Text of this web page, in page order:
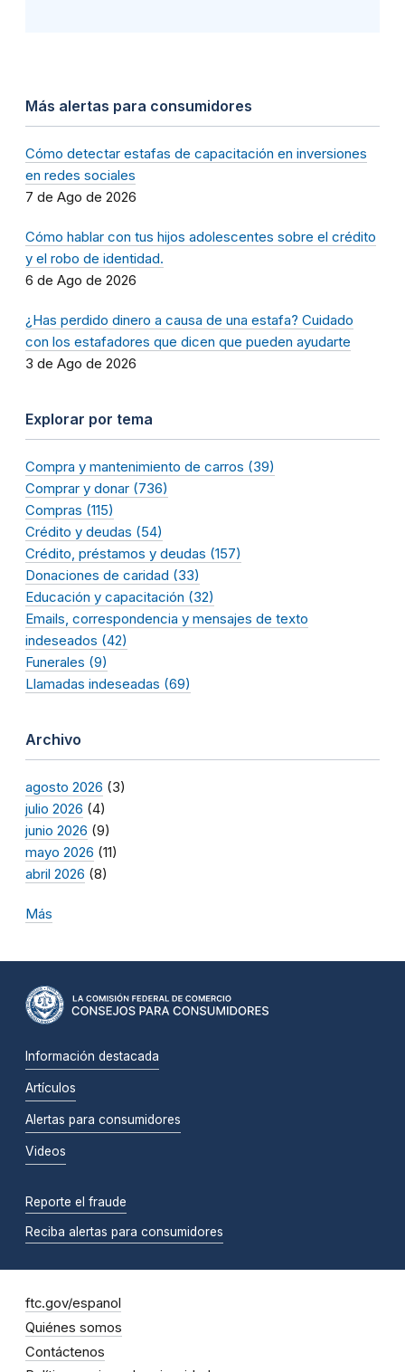
Más alertas para consumidores
Cómo detectar estafas de capacitación en inversiones
en redes sociales
7 de Ago de 2026
Cómo hablar con tus hijos adolescentes sobre el crédito
y el robo de identidad.
6 de Ago de 2026
¿Has perdido dinero a causa de una estafa? Cuidado
con los estafadores que dicen que pueden ayudarte
3 de Ago de 2026
Explorar por tema
Compra y mantenimiento de carros (39)
Comprar y donar (736)
Compras (115)
Crédito y deudas (54)
Crédito, préstamos y deudas (157)
Donaciones de caridad (33)
Educación y capacitación (32)
Emails, correspondencia y mensajes de texto
indeseados (42)
Funerales (9)
Llamadas indeseadas (69)
Archivo
agosto 2026 (3)
julio 2026 (4)
junio 2026 (9)
mayo 2026 (11)
abril 2026 (8)
Más
Información destacada
Artículos
Alertas para consumidores
Videos
Reporte el fraude
Reciba alertas para consumidores
ftc.gov/espanol
Quiénes somos
Contáctenos